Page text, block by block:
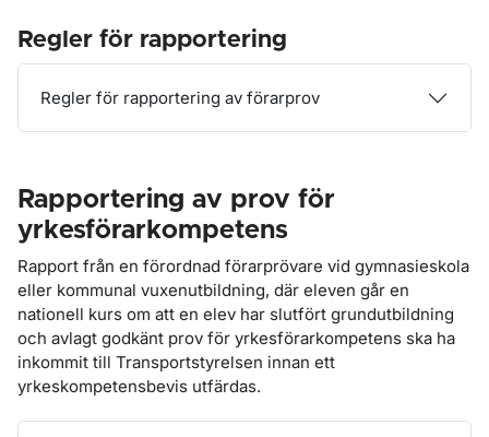
Regler för rapportering
Regler för rapportering av förarprov
Rapportering av prov för
yrkesförarkompetens
Rapport från en förordnad förarprövare vid gymnasieskola
eller kommunal vuxenutbildning, där eleven går en
nationell kurs om att en elev har slutfört grundutbildning
och avlagt godkänt prov för yrkesförarkompetens ska ha
inkommit till Transportstyrelsen innan ett
yrkeskompetensbevis utfärdas.